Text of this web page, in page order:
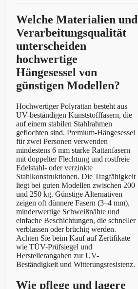
Welche Materialien und
Verarbeitungsqualität
unterscheiden
hochwertige
Hängesessel von
günstigen Modellen?
Hochwertiger Polyrattan besteht aus
UV-beständigen Kunststofffasern, die
auf einem stabilen Stahlrahmen
geflochten sind. Premium-Hängesessel
für zwei Personen verwenden
mindestens 6 mm starke Rattanfasern
mit doppelter Flechtung und rostfreie
Edelstahl- oder verzinkte
Stahlkonstruktionen. Die Tragfähigkeit
liegt bei guten Modellen zwischen 200
und 250 kg. Günstige Alternativen
zeigen oft dünnere Fasern (3–4 mm),
minderwertige Schweißnähte und
einfache Beschichtungen, die schneller
verblassen oder brüchig werden.
Achten Sie beim Kauf auf Zertifikate
wie TÜV-Prüfsiegel und
Herstellerangaben zur UV-
Beständigkeit und Witterungsresistenz.
Wie pflege und lagere